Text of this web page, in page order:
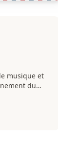
musique et
du